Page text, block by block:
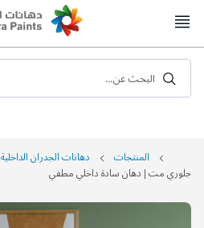
to
البحث عن...
المنتجات دهانات الجدران الداخلية
جلوري مت | دهان سادة داخلي مطفي
التخطي